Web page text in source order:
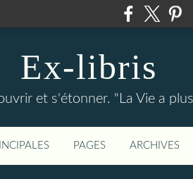
Ex-libris
et s'étonner. "La Vie a
PAGES ARCHIVES